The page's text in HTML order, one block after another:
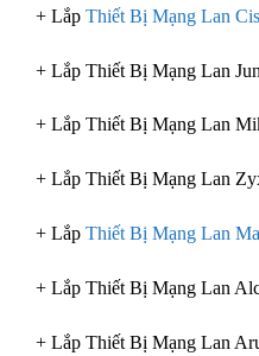
+ Lắp Thiết Bị Mạng Lan
+ Lắp Thiết Bị Mạng Lan
+ Lắp Thiết Bị Mạng Lan
+ Lắp Thiết Bị Mạng Lan
+ Lắp Thiết Bị Mạng Lan
+ Lắp Thiết Bị Mạng Lan
+ Lắp Thiết Bị Mạng Lan